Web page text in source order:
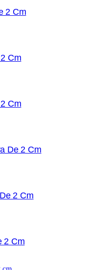
2 Cm
Cm
Cm
De 2 Cm
2 Cm
2 Cm